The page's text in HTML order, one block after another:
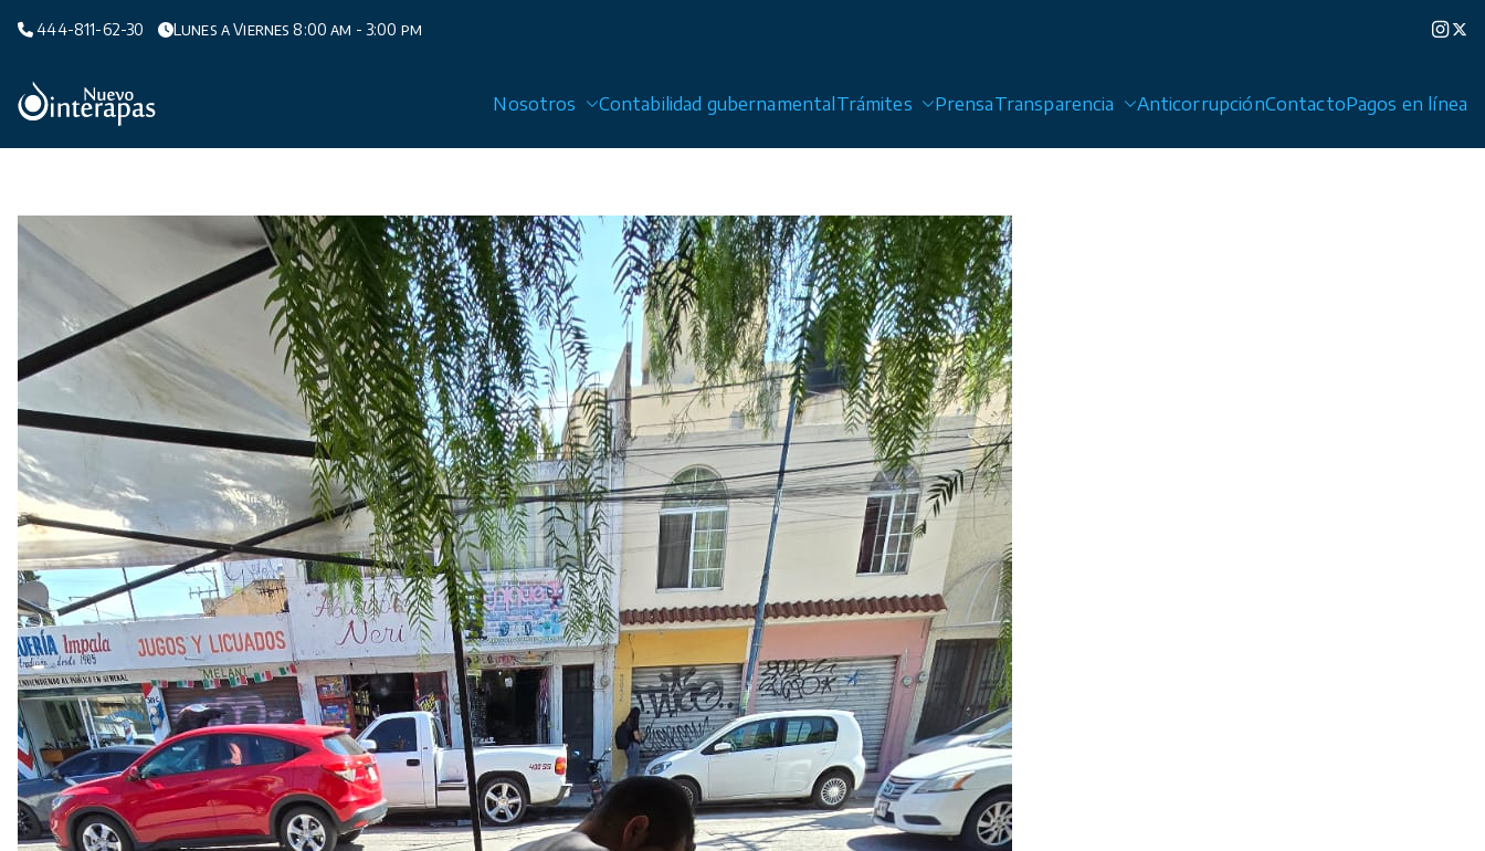
444-811-62-30 Lunes a Viernes 8:00 am - 3:00 pm
Organismo Operador de Agua Potable, Alcantarillado y Saneamiento de San Luis Potosí, Soledad de Graciano Sánchez y Cerro de San Pedro.
Nosotros Contabilidad gubernamentalTrámites PrensaTransparencia AnticorrupciónContactoPagos en línea